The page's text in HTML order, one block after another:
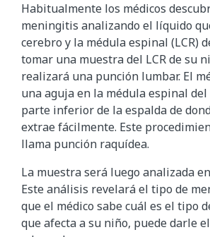
Habitualmente los médicos
meningitis analizando el líquido
cerebro y la médula espinal (LCR)
tomar una muestra del LCR de su
realizará una punción lumbar. El
una aguja en la médula espinal
parte inferior de la espalda de
extrae fácilmente. Este
llama punción raquídea.
La muestra será luego analizada
Este análisis revelará el tipo de
que el médico sabe cuál es el tipo
que afecta a su niño, puede darle